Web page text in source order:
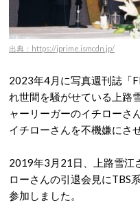
出典：https://jprime.ismcdn.jp/
2023年4月に写真週刊誌「
れ世間を騒がせている上路
ャーリーガーのイチローさ
イチローさんを不機嫌にさ
2019年3月21日、上路雪江
ローさんの引退会見にTBS
参加しました。